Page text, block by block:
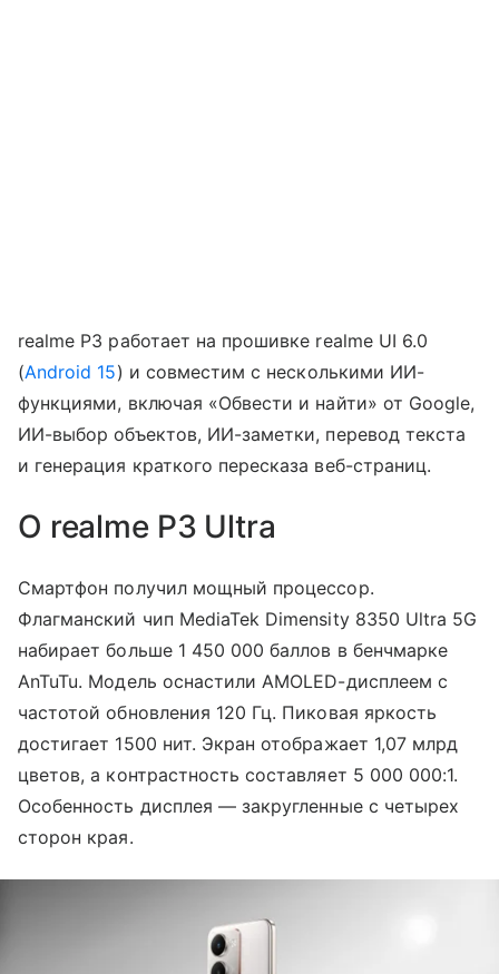
realme P3 работает на прошивке realme UI 6.0
(Android 15) и совместим с несколькими ИИ-
функциями, включая «Обвести и найти» от Google,
ИИ-выбор объектов, ИИ-заметки, перевод текста
и генерация краткого пересказа веб-страниц.
О realme P3 Ultra
Смартфон получил мощный процессор.
Флагманский чип MediaTek Dimensity 8350 Ultra 5G
набирает больше 1 450 000 баллов в бенчмарке
AnTuTu. Модель оснастили AMOLED-дисплеем с
частотой обновления 120 Гц. Пиковая яркость
достигает 1500 нит. Экран отображает 1,07 млрд
цветов, а контрастность составляет 5 000 000:1.
Особенность дисплея — закругленные с четырех
сторон края.